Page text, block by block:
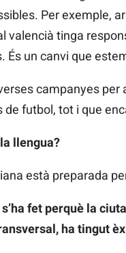
Per exemple,
valencià tinga
És un canvi que
campanyes per
de futbol, tot i que
llengua?
està preparada
fet perquè la
ha tingut